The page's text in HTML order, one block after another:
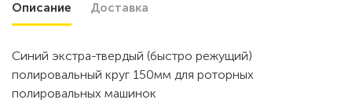
Описание Доставка
Синий экстра-твердый (быстро режущий)
полировальный круг 150мм для роторных
полировальных машинок